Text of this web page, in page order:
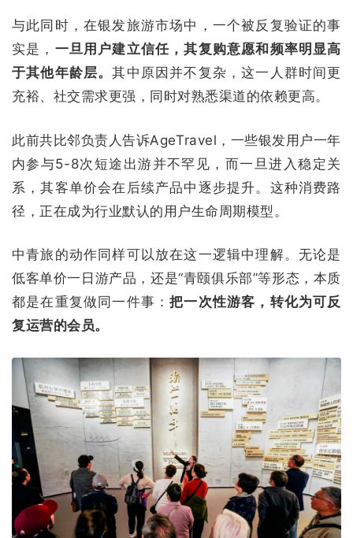
与此同时，在银发旅游市场中，一个被反复验证的事
实是， 一旦用户建立信任，其复购意愿和频率明显高
于其他年龄层。其中原因并不复杂，这一人群时间更
充裕、社交需求更强，同时对熟悉渠道的依赖更高。
此前共比邻负责人告诉AgeTravel，一些银发用户一年
内参与5-8次短途出游并不罕见，而一旦进入稳定关
系，其客单价会在后续产品中逐步提升。这种消费路
径，正在成为行业默认的用户生命周期模型。
中青旅的动作同样可以放在这一逻辑中理解。无论是
低客单价一日游产品，还是“青颐俱乐部”等形态，本质
都是在重复做同一件事：把一次性游客，转化为可反
复运营的会员。